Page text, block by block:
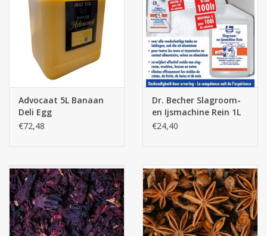
Advocaat 5L Banaan
Deli Egg
€72,48
Dr. Becher Slagroom-
en Ijsmachine Rein 1L
€24,40